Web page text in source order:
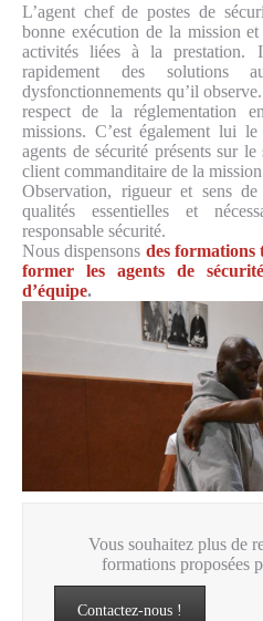
L’agent chef de postes de
bonne exécution de la mission
activités liées à la prestation.
rapidement des solutions
dysfonctionnements qu’il
respect de la réglementation
missions. C’est également lui
agents de sécurité présents sur
client commanditaire de la
Observation, rigueur et sens
qualités essentielles et
responsable sécurité.
Nous dispensons des formations
former les agents de
d’équipe.
Vous souhaitez plus de
formations proposées
Contactez-nous !